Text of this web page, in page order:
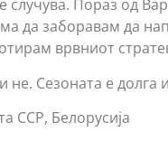
случува. Пораз од
да заборавам да
врвниот
Сезоната е долга и
ССР, Белорусија